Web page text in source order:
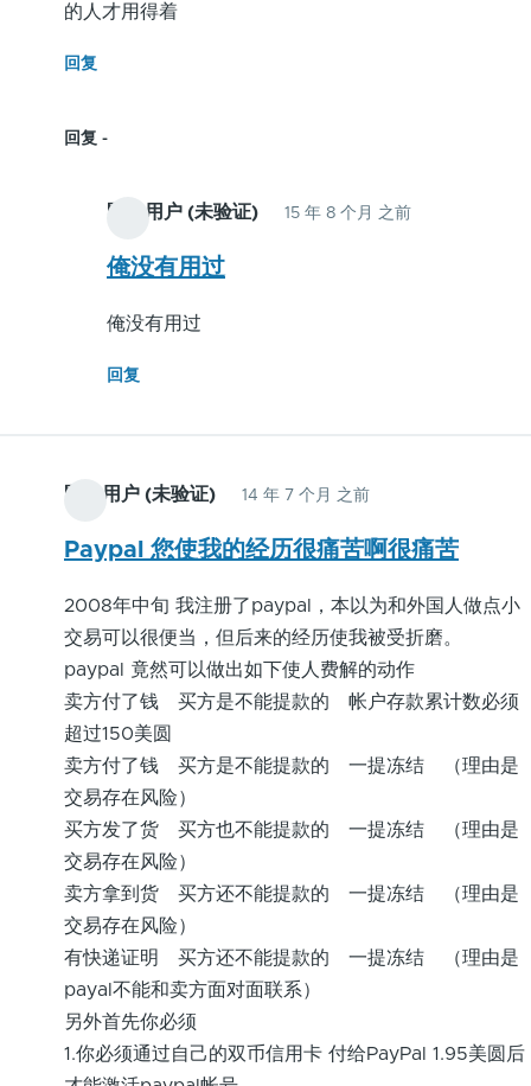
的人才用得着
回复
回复
匿名用户 (未验证) 15 年 8 个月 之前
俺没有用过
俺没有用过
回复
匿名用户 (未验证) 14 年 7 个月 之前
Paypal 您使我的经历很痛苦啊很痛苦
2008年中旬 我注册了paypal，本以为和外国人做点小
交易可以很便当，但后来的经历使我被受折磨。
paypal 竟然可以做出如下使人费解的动作
卖方付了钱 买方是不能提款的 帐户存款累计数必须
超过150美圆
卖方付了钱 买方是不能提款的 一提冻结 （理由是
交易存在风险）
买方发了货 买方也不能提款的 一提冻结 （理由是
交易存在风险）
卖方拿到货 买方还不能提款的 一提冻结 （理由是
交易存在风险）
有快递证明 买方还不能提款的 一提冻结 （理由是
payal不能和卖方面对面联系）
另外首先你必须
1.你必须通过自己的双币信用卡 付给PayPal 1.95美圆后